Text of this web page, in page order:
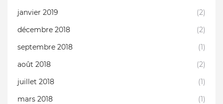
janvier 2019
(2)
décembre 2018
(2)
septembre 2018
(1)
août 2018
(2)
juillet 2018
(1)
mars 2018
(1)